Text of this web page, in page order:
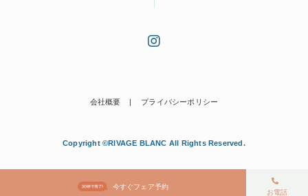
今すぐフェア予約
お電話
会社概要 プライバシーポリシー
Copyright ©RIVAGE BLANC All Rights Reserved.